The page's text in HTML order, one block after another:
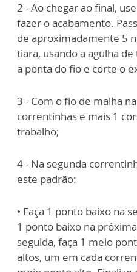
2 - Ao chegar ao final,
fazer o acabamento.
de aproximadamente 5
tiara, usando a agulha
a ponta do fio e corte o
3 - Com o fio de malha
correntinhas e mais 1
trabalho;
4 - Na segunda
este padrão:
• Faça 1 ponto baixo na
1 ponto baixo na
seguida, faça 1 meio
altos, um em cada